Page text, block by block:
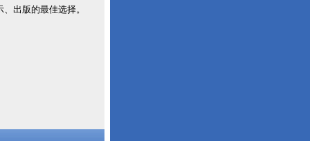
出版的最佳选择。